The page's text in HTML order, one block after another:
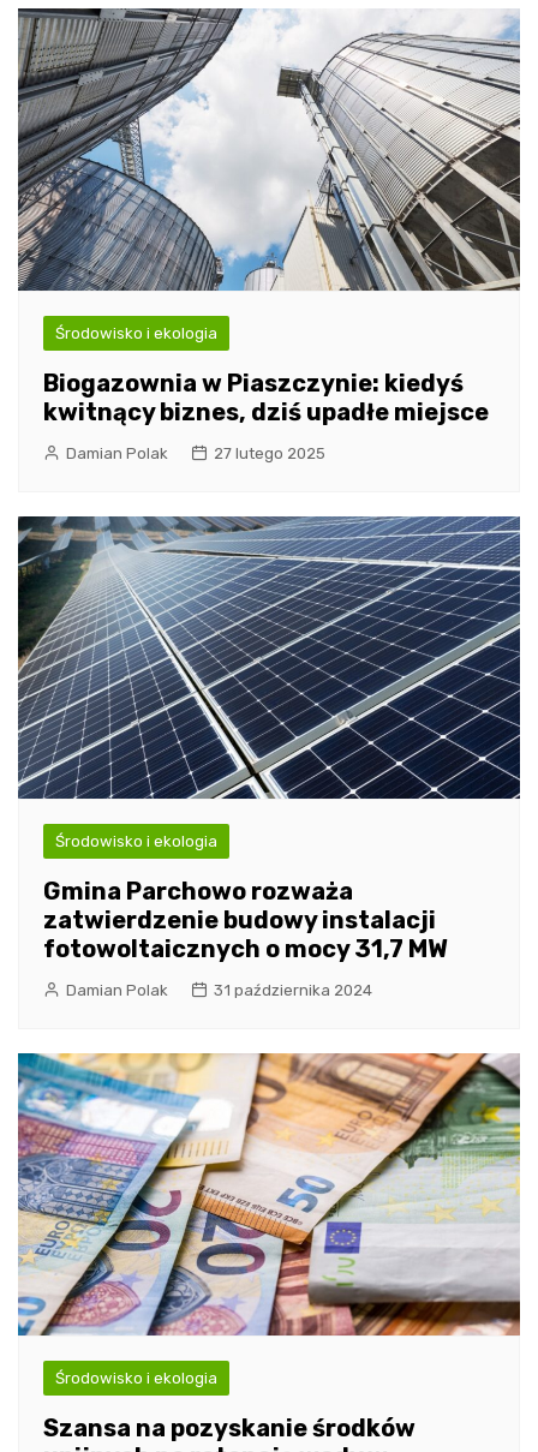
Środowisko i ekologia
Biogazownia w Piaszczynie: kiedyś
kwitnący biznes, dziś upadłe miejsce
Damian Polak 27 lutego 2025
Środowisko i ekologia
Gmina Parchowo rozważa
zatwierdzenie budowy instalacji
fotowoltaicznych o mocy 31,7 MW
Damian Polak 31 października 2024
Środowisko i ekologia
Szansa na pozyskanie środków